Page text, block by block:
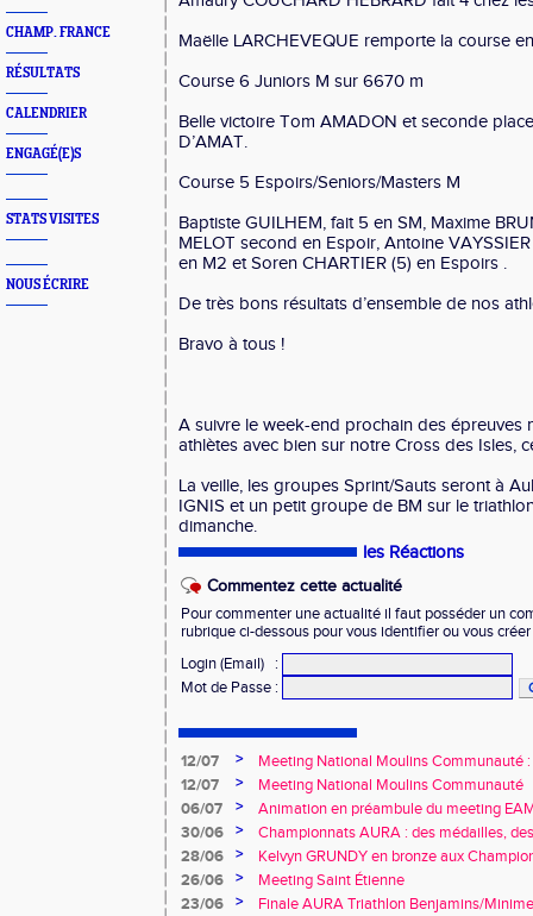
CHAMP. FRANCE
RÉSULTATS
CALENDRIER
ENGAGÉ(E)S
STATS VISITES
NOUS ÉCRIRE
Maëlle LARCHEVEQUE remporte la course
Course 6 Juniors M sur 6670 m
Belle victoire Tom AMADON et seconde
D’AMAT.
Course 5 Espoirs/Seniors/Masters M
Baptiste GUILHEM, fait 5 en SM, Maxime
MELOT second en Espoir, Antoine
en M2 et Soren CHARTIER (5) en Espoirs .
De très bons résultats d’ensemble de nos
Bravo à tous !
A suivre le week-end prochain des épreuves
athlètes avec bien sur notre Cross des Isles,
La veille, les groupes Sprint/Sauts seront à
IGNIS et un petit groupe de BM sur le
dimanche.
les Réactions
Commentez cette actualité
Pour commenter une actualité il faut posséder un
rubrique ci-dessous pour vous identifier ou vous
Login (Email)
:
Mot de Passe :
12/07 >
Meeting National Moulins Communauté
12/07
>
Meeting National Moulins Communauté
06/07
>
Animation en préambule du meeting
30/06
>
Championnats AURA : des médailles,
promesses !
28/06 >
Kelvyn GRUNDY en bronze aux
26/06
>
Meeting Saint Étienne
23/06
>
Finale AURA Triathlon Benjamins/